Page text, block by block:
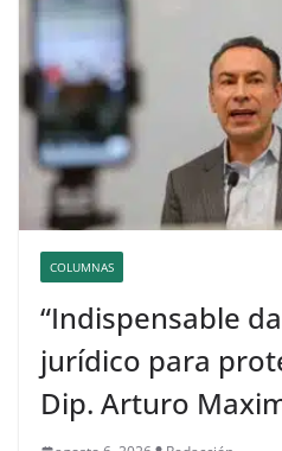
COLUMNAS
“Indispensable
jurídico para
Dip. Arturo